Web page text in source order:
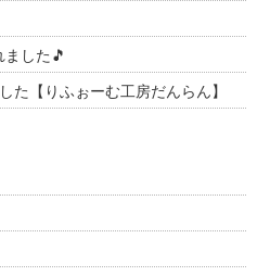
ました🎵
た【りふぉーむ工房だんらん】